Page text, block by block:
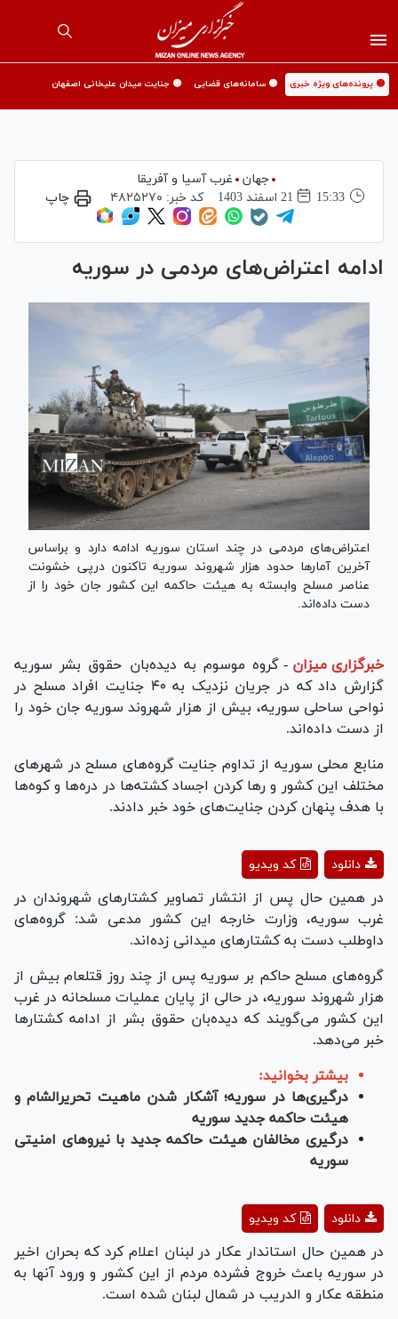
🟡 پرونده‌های ویژه خبری 🟡 سامانه‌های قضایی 🟡 جنایت میدان علیخانی اصفهان
جهان
غرب آسیا و آفریقا
15:33
21 اسفند 1403 کد خبر: ۴۸۲۵۲۷۰ چاپ
ادامه اعتراض‌های مردمی در سوریه
اعتراض‌های مردمی در چند استان سوریه ادامه دارد و براساس
آخرین‌ آمارها حدود هزار شهروند سوریه تاکنون درپی خشونت
عناصر مسلح وابسته به هیئت حاکمه این کشور جان خود را از
دست داده‌اند.
خبرگزاری میزان - گروه موسوم به دیده‌بان حقوق بشر سوریه
گزارش داد که در جریان نزدیک به ۴۰ جنایت افراد مسلح در
نواحی ساحلی سوریه، بیش از هزار شهروند سوریه جان خود را
از دست داده‌اند.
منابع محلی سوریه از تداوم جنایت گروه‌های مسلح در شهر‌های
مختلف این کشور و رها کردن اجساد کشته‌ها در دره‌ها و کوه‌ها
با هدف پنهان کردن جنایت‌های خود خبر دادند.
Play
Video
کد ویدیو دانلود
در همین حال پس از انتشار تصاویر کشتار‌های شهروندان در
غرب سوریه، وزارت خارجه این کشور مدعی شد: گروه‌های
داوطلب دست به کشتارهای میدانی زده‌اند.
گروه‌های مسلح حاکم بر سوریه پس از چند روز قتل‎عام بیش از
هزار شهروند سوریه، در حالی از پایان عملیات مسلحانه در غرب
این کشور می‌گویند که دیده‌بان حقوق بشر از ادامه کشتار‌ها
خبر می‌دهد.
بیشتر بخوانید:
درگیری‌ها در سوریه؛ آشکار شدن ماهیت تحریرالشام و
هیئت حاکمه جدید سوریه
درگیری مخالفان هیئت حاکمه جدید با نیروهای امنیتی
سوریه
Play
Video
کد ویدیو دانلود
در همین حال استاندار عکار در لبنان اعلام کرد که بحران اخیر
در سوریه باعث خروج فشرده مردم از این کشور و ورود آنها به
منطقه عکار و الدریب در شمال لبنان شده است.